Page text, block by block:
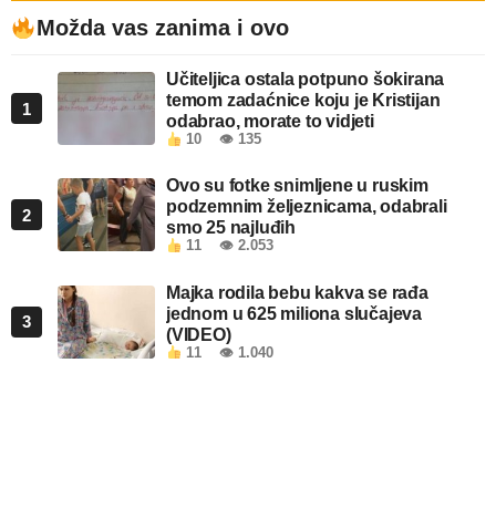
Možda vas zanima i ovo
1
Učiteljica ostala potpuno šokirana
temom zadaćnice koju je Kristijan
odabrao, morate to vidjeti
10 👁 135
2
Ovo su fotke snimljene u ruskim
podzemnim željeznicama, odabrali
smo 25 najluđih
11 👁 2.053
3
Majka rodila bebu kakva se rađa
jednom u 625 miliona slučajeva
(VIDEO)
11 👁 1.040